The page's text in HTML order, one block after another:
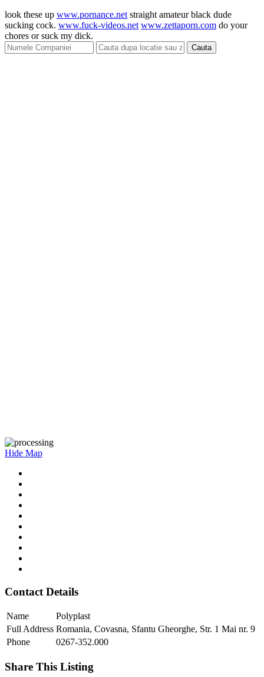
look these up www.pornance.net straight amateur black dude
sucking cock. www.fuck-videos.net www.zettaporn.com do your
chores or suck my dick.
Hide Map
Contact Details
Name
Polyplast
Full Address Romania, Covasna, Sfantu Gheorghe, Str. 1 Mai nr. 9
Phone
0267-352.000
Share This Listing